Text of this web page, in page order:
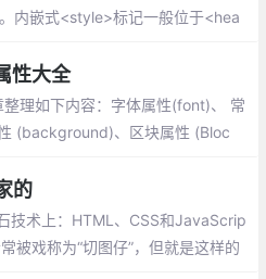
内嵌式<style>标记一般位于<hea
性大全
理如下内容：字体属性(font)、 常
(background)、区块属性 (Bloc
性
的
技术上：HTML、CSS和JavaScrip
被戏称为“切图仔”，但就是这样的